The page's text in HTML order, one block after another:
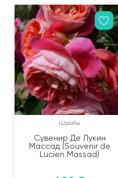
Шрабы
Сувенир Де Лукин
Массад (Souvenir de
Lucien Massad)